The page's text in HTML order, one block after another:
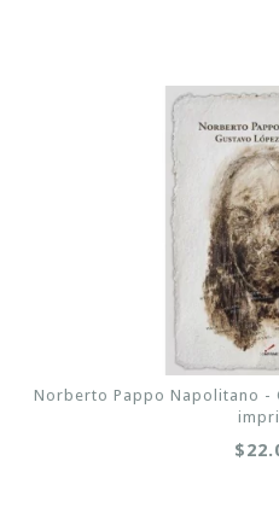
Norberto Pappo Napolitano -